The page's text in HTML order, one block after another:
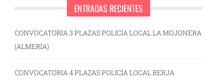
ENTRADAS RECIENTES
CONVOCATORIA 3 PLAZAS POLICÍA LOCAL LA MOJONERA
(ALMERÍA)
CONVOCATORIA 4 PLAZAS POLICÍA LOCAL BERJA